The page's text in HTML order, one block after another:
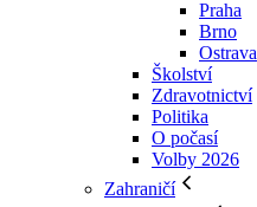
Praha
Brno
Ostrava
Školství
Zdravotnictví
Politika
O počasí
Volby 2026
Zahraničí